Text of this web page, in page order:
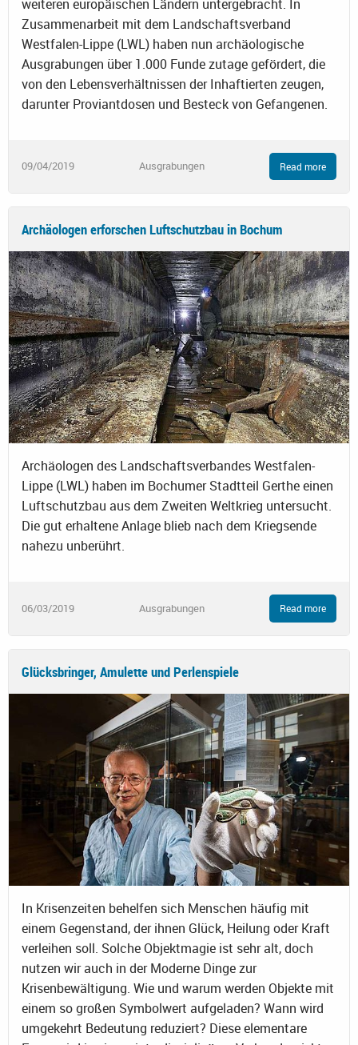
weiteren europäischen Ländern untergebracht. In
Zusammenarbeit mit dem Landschaftsverband
Westfalen-Lippe (LWL) haben nun archäologische
Ausgrabungen über 1.000 Funde zutage gefördert, die
von den Lebensverhältnissen der Inhaftierten zeugen,
darunter Proviantdosen und Besteck von Gefangenen.
09/04/2019 Ausgrabungen Read more
Archäologen erforschen Luftschutzbau in Bochum
Archäologen des Landschaftsverbandes Westfalen-
Lippe (LWL) haben im Bochumer Stadtteil Gerthe einen
Luftschutzbau aus dem Zweiten Weltkrieg untersucht.
Die gut erhaltene Anlage blieb nach dem Kriegsende
nahezu unberührt.
06/03/2019 Ausgrabungen Read more
Glücksbringer, Amulette und Perlenspiele
In Krisenzeiten behelfen sich Menschen häufig mit
einem Gegenstand, der ihnen Glück, Heilung oder Kraft
verleihen soll. Solche Objektmagie ist sehr alt, doch
nutzen wir auch in der Moderne Dinge zur
Krisenbewältigung. Wie und warum werden Objekte mit
einem so großen Symbolwert aufgeladen? Wann wird
umgekehrt Bedeutung reduziert? Diese elementare